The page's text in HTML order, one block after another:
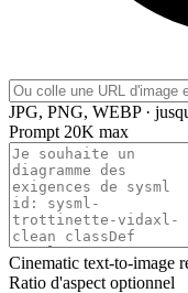
JPG, PNG, WEBP ·
Prompt 20K max
Cinematic text-to-image
Ratio d'aspect optionnel